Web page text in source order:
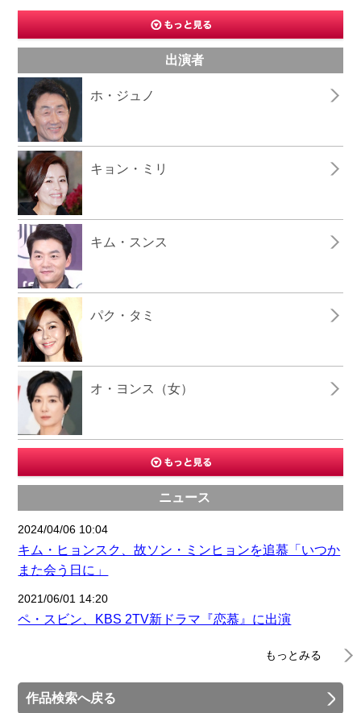
出演者
ホ・ジュノ
キョン・ミリ
キム・スンス
パク・タミ
オ・ヨンス（女）
ニュース
2024/04/06 10:04
キム・ヒョンスク、故ソン・ミンヒョンを追慕「いつか
また会う日に」
2021/06/01 14:20
ペ・スビン、KBS 2TV新ドラマ『恋慕』に出演
もっとみる
作品検索へ戻る